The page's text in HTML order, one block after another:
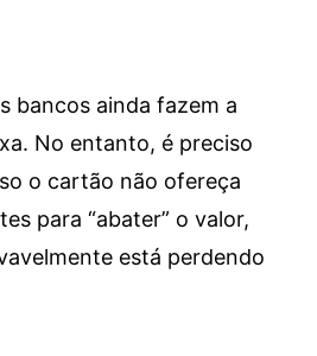
bancos ainda fazem a
No entanto, é preciso
o cartão não ofereça
para “abater” o valor,
está perdendo